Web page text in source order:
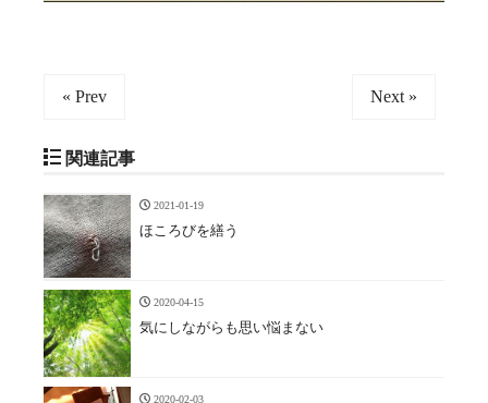
« Prev Next »
関連記事
2021-01-19
ほころびを繕う
2020-04-15
気にしながらも思い悩まない
2020-02-03